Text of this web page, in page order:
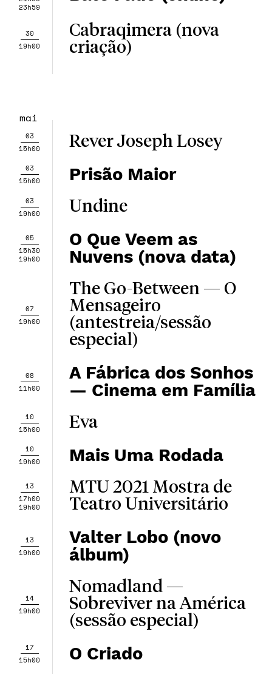
23h59
30
19h00
Cabraqimera (nova
criação)
mai
03
15h00
Rever Joseph Losey
03
15h00
Prisão Maior
03
19h00
Undine
05
15h30
19h00
O Que Veem as
Nuvens (nova data)
07
19h00
The Go-Between — O
Mensageiro
(antestreia/sessão
especial)
08
11h00
A Fábrica dos Sonhos
— Cinema em Família
10
15h00
Eva
10
19h00
Mais Uma Rodada
13
17h00
19h00
MTU 2021 Mostra de
Teatro Universitário
13
19h00
Valter Lobo (novo
álbum)
14
19h00
Nomadland —
Sobreviver na América
(sessão especial)
17
15h00
O Criado